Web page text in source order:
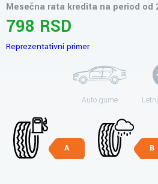
Mesečna rata kredita na period od
798 RSD
Reprezentativni primer
Auto gume
A B